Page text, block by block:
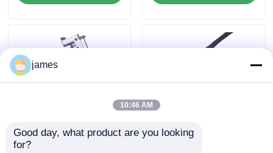
তারের জোতা
এলভিডিএস ক্যাবল
LVDS ক্যাবল 1-5m UL CE
james
10:46 AM
Good day, what product are you looking
for?